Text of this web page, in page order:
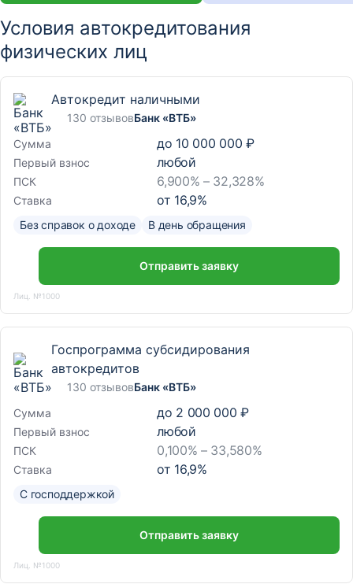
Условия автокредитования
физических лиц
Автокредит наличными
130 отзывовБанк «ВТБ»
Сумма
до 10 000 000 ₽
Первый взнос любой
ПСК 6,900% – 32,328%
Ставка от 16,9%
Без справок о доходе В день обращения
Отправить заявку
Лиц. №1000
Госпрограмма субсидирования
автокредитов
130 отзывовБанк «ВТБ»
Сумма
до 2 000 000 ₽
Первый взнос любой
ПСК 0,100% – 33,580%
Ставка от 16,9%
С господдержкой
Отправить заявку
Лиц. №1000